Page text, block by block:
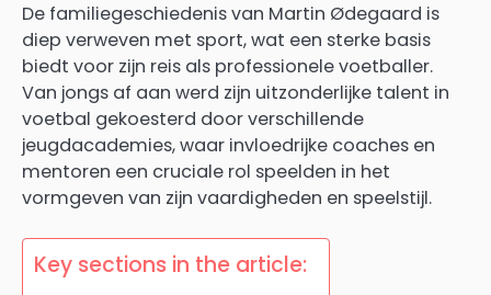
De familiegeschiedenis van Martin Ødegaard is
diep verweven met sport, wat een sterke basis
biedt voor zijn reis als professionele voetballer.
Van jongs af aan werd zijn uitzonderlijke talent in
voetbal gekoesterd door verschillende
jeugdacademies, waar invloedrijke coaches en
mentoren een cruciale rol speelden in het
vormgeven van zijn vaardigheden en speelstijl.
Key sections in the article: